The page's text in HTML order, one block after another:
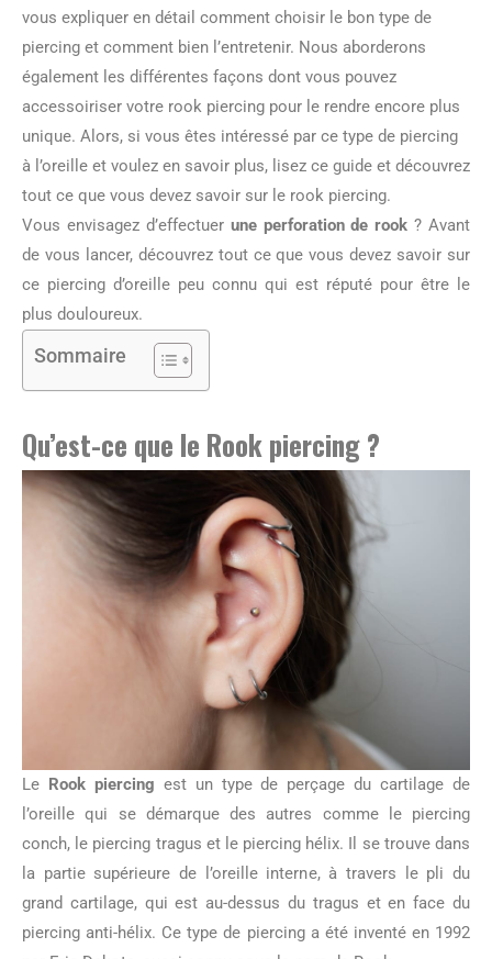
vous expliquer en détail comment choisir le bon type de
piercing et comment bien l’entretenir. Nous aborderons
également les différentes façons dont vous pouvez
accessoiriser votre rook piercing pour le rendre encore plus
unique. Alors, si vous êtes intéressé par ce type de piercing
à l’oreille et voulez en savoir plus, lisez ce guide et découvrez
tout ce que vous devez savoir sur le rook piercing.
Vous envisagez d’effectuer une perforation de rook ? Avant
de vous lancer, découvrez tout ce que vous devez savoir sur
ce piercing d’oreille peu connu qui est réputé pour être le
plus douloureux.
Sommaire
Qu’est-ce que le Rook piercing ?
Le Rook piercing est un type de perçage du cartilage de
l’oreille qui se démarque des autres comme le piercing
conch, le piercing tragus et le piercing hélix. Il se trouve dans
la partie supérieure de l’oreille interne, à travers le pli du
grand cartilage, qui est au-dessus du tragus et en face du
piercing anti-hélix. Ce type de piercing a été inventé en 1992